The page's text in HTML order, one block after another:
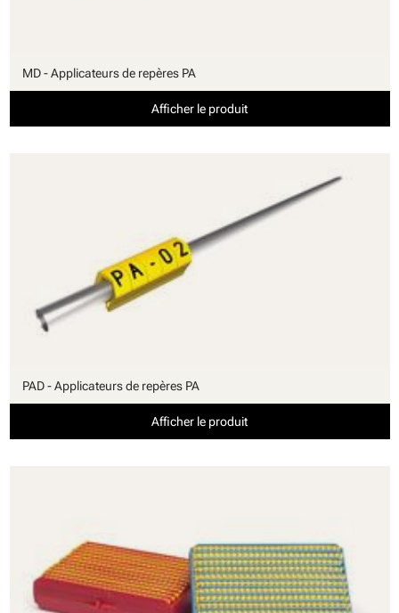
MD - Applicateurs de repères PA
Afficher le produit
PAD - Applicateurs de repères PA
Afficher le produit